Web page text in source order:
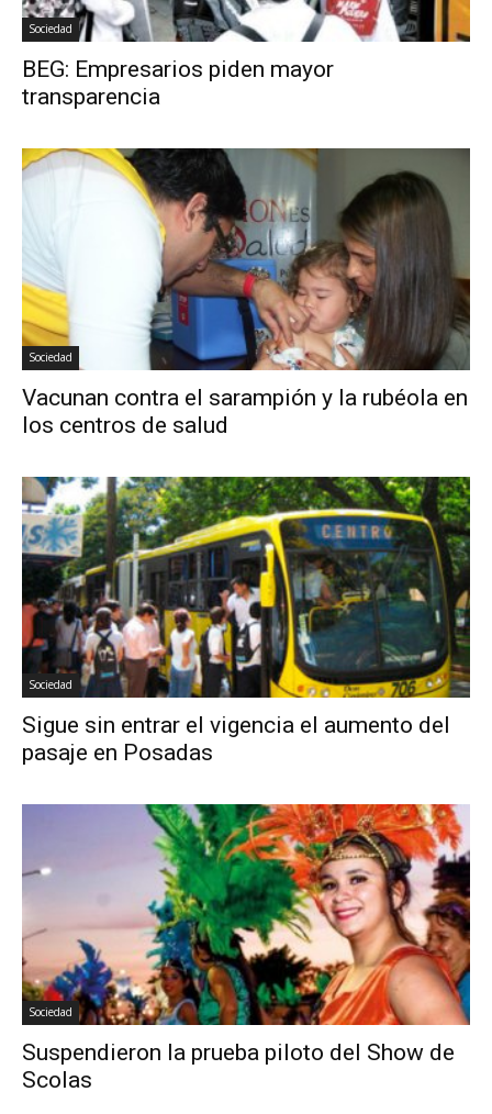
Sociedad
BEG: Empresarios piden mayor
transparencia
Sociedad
Vacunan contra el sarampión y la rubéola en
los centros de salud
Sociedad
Sigue sin entrar el vigencia el aumento del
pasaje en Posadas
Sociedad
Suspendieron la prueba piloto del Show de
Scolas